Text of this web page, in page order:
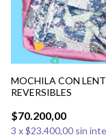
MOCHILA CON
REVERSIBLES
$70.200,00
3 x$23.400,00 sin